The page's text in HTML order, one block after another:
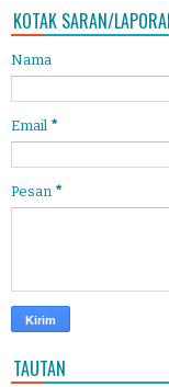
KOTAK SARAN/
Nama
Email *
Pesan *
TAUTAN